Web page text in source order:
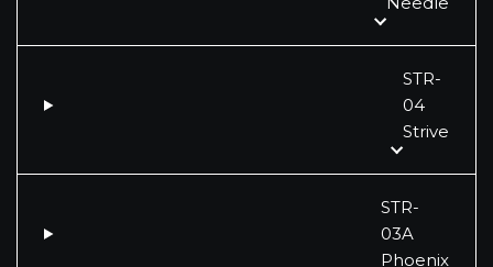
STR-
04
Strive
STR-
03A
Phoenix